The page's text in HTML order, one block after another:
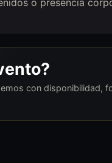
o presencia
con disponibilidad,